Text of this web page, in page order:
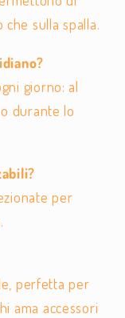
sulla spalla.
giorno: al
durante lo
per
perfetta per
ama accessori